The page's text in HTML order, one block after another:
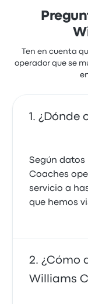
Ten en cuenta
operador que se
¿Dónde
Según datos
Coaches
servicio a
que hemos
¿Cómo
Williams